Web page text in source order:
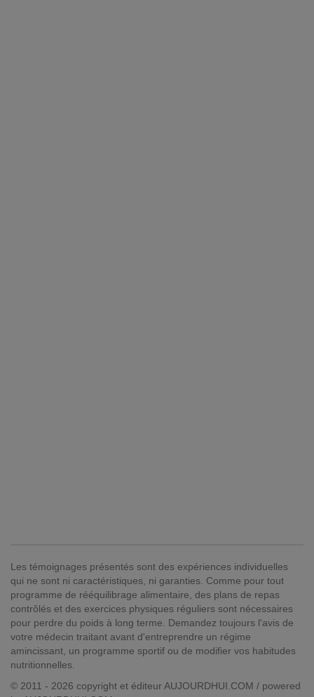
Les témoignages présentés sont des expériences individuelles
qui ne sont ni caractéristiques, ni garanties. Comme pour tout
programme de rééquilibrage alimentaire, des plans de repas
contrôlés et des exercices physiques réguliers sont nécessaires
pour perdre du poids à long terme. Demandez toujours l'avis de
votre médecin traitant avant d'entreprendre un régime
amincissant, un programme sportif ou de modifier vos habitudes
nutritionnelles.
© 2011 - 2026 copyright et éditeur AUJOURDHUI.COM / powered